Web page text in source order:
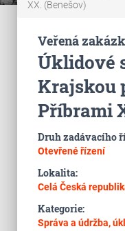
XX. (Benešov)
Veřená
Úklidové
Krajskou
Příbrami
Druh zadávacího
Otevřené řízení
Lokalita:
Celá Česká
Kategorie:
Správa a údržba,